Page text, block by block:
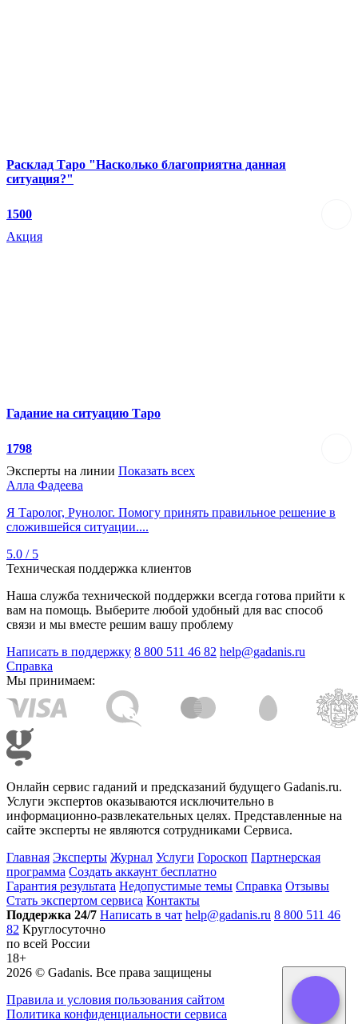
Расклад Таро "Насколько благоприятна данная
ситуация?"
1500
Акция
Гадание на ситуацию Таро
1798
Эксперты на линии Показать всех
Алла Фадеева
Я Таролог, Рунолог. Помогу принять правильное решение в
сложившейся ситуации....
5.0 / 5
Техническая поддержка клиентов
Наша служба технической поддержки всегда готова прийти к
вам на помощь. Выберите любой удобный для вас способ
связи и мы вместе решим вашу проблему
Написать в поддержку 8 800 511 46 82 help@gadanis.ru
Справка
Мы принимаем:
Онлайн сервис гаданий и предсказаний будущего Gadanis.ru.
Услуги экспертов оказываются исключительно в
информационно-развлекательных целях. Представленные на
сайте эксперты не являются сотрудниками Сервиса.
Главная Эксперты Журнал Услуги Гороскоп Партнерская
программа Создать аккаунт бесплатно
Гарантия результата Недопустимые темы Справка Отзывы
Стать экспертом сервиса Контакты
Поддержка 24/7 Написать в чат help@gadanis.ru 8 800 511 46
82 Круглосуточно
по всей России
18+
2026 © Gadanis. Все права защищены
Правила и условия пользования сайтом
Политика конфиденциальности сервиса